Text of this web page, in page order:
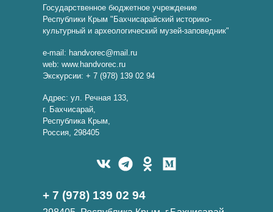
Государственное бюджетное учреждение
Республики Крым "Бахчисарайский историко-
культурный и археологический музей-заповедник"
e-mail: handvorec@mail.ru
web: www.handvorec.ru
Экскурсии: + 7 (978) 139 02 94
Адрес: ул. Речная 133,
г. Бахчисарай,
Республика Крым,
Россия, 298405
+ 7 (978) 139 02 94